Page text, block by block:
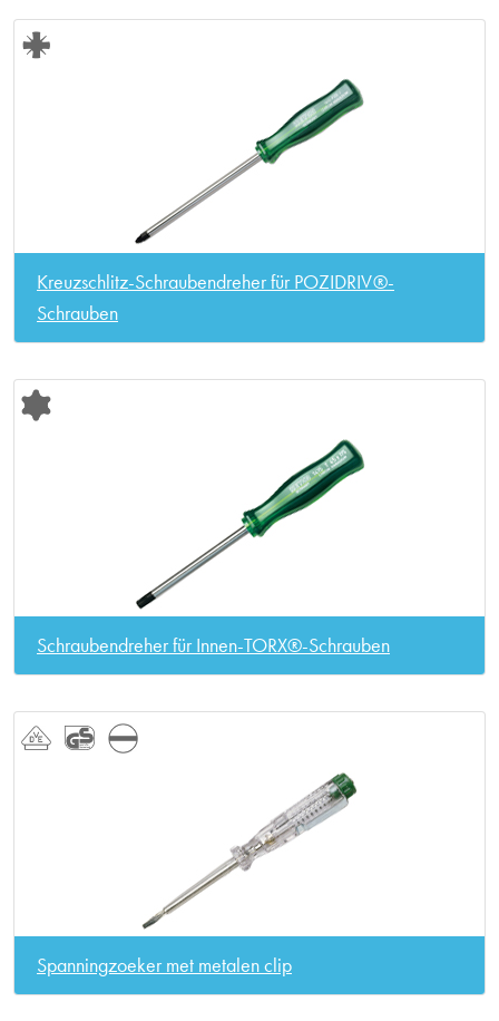
Kreuzschlitz-Schraubendreher für POZIDRIV®-
Schrauben
Schraubendreher für Innen-TORX®-Schrauben
Spanningzoeker met metalen clip